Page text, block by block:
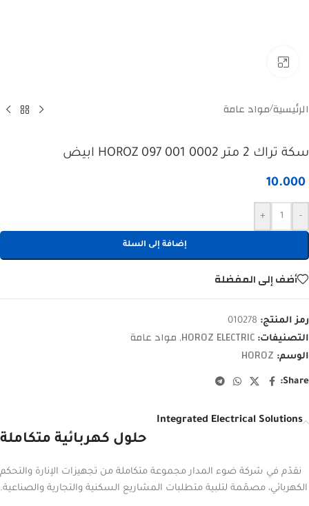
الرئيسية/مواد عامة
سكة تراك 2 متر HOROZ 097 001 0002 ابيض
10.000
-
+
إضافة إلى السلة
أضف إلى المفضلة
رمز المنتج: 010278
التصنيفات: HOROZ ELECTRIC
, مواد عامة
الوسم: HOROZ
Share:
Integrated Electrical Solutions
حلول كهربائية متكاملة
نقدّم في شركة ضوء المدار مجموعة متكاملة من تجهيزات الإنارة والتحكم
الكهربائي، مصمّمة لتلبية متطلبات المشاريع السكنية والتجارية والصناعية.